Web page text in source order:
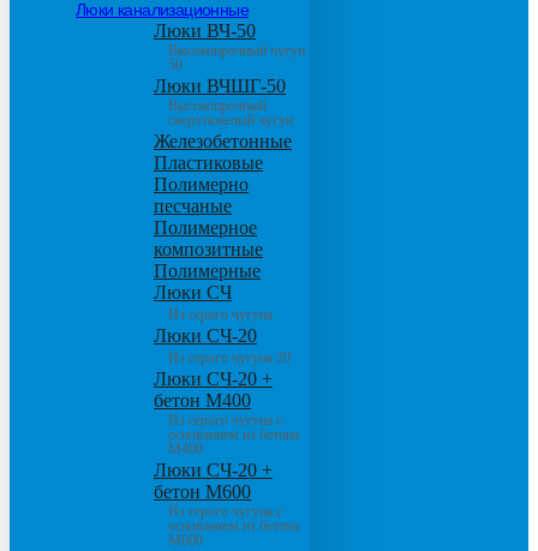
Люки канализационные
Люки ВЧ-50
Высокопрочный чугун
50
Люки ВЧШГ-50
Высокопрочный
сверхтяжелый чугун
Железобетонные
Пластиковые
Полимерно
песчаные
Полимерное
композитные
Полимерные
Люки СЧ
Из серого чугуна
Люки СЧ-20
Из серого чугуна 20
Люки СЧ-20 +
бетон М400
Из серого чугуна с
основанием из бетона
М400
Люки СЧ-20 +
бетон М600
Из серого чугуна с
основанием из бетона
М600